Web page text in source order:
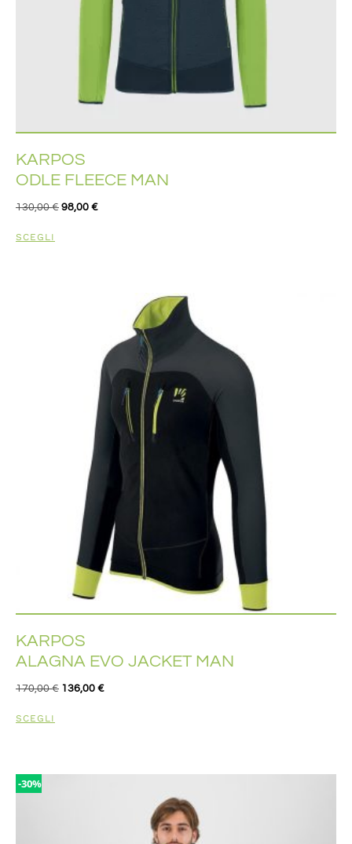
KARPOS
ODLE FLEECE MAN
130,00€ 98,00 €
SCEGLI
KARPOS
ALAGNA EVO JACKET MAN
170,00€ 136,00 €
SCEGLI
-30%